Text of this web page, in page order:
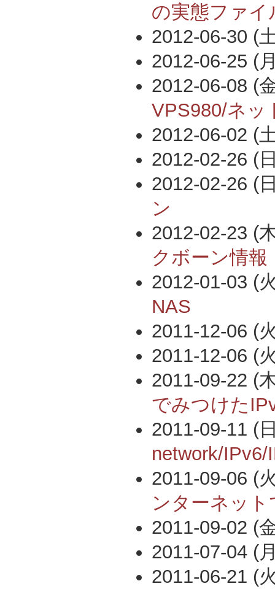
の実態ファイ
2012-06-30 (
2012-06-25 (
2012-06-08 (
VPS980/ネッ
2012-06-02 (
2012-02-26 (
2012-02-26 (
ン
2012-02-23 (
クボーン情報
2012-01-03 (
NAS
2011-12-06 (
2011-12-06 (
2011-09-22 (
でみつけた
2011-09-11 (
network/
2011-09-06 (
ンターネッ
2011-09-02 (
2011-07-04 (
2011-06-21 (